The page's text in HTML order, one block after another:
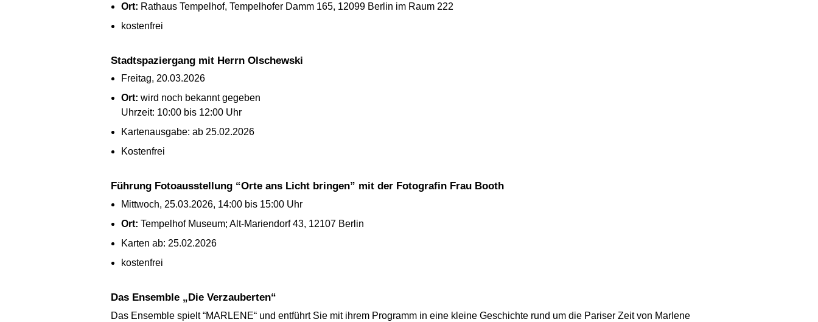
Ort: Rathaus Tempelhof, Tempelhofer Damm 165, 12099 Berlin im Raum 222
kostenfrei
Stadtspaziergang mit Herrn Olschewski
Freitag, 20.03.2026
Ort: wird noch bekannt gegeben
Uhrzeit: 10:00 bis 12:00 Uhr
Kartenausgabe: ab 25.02.2026
Kostenfrei
Führung Fotoausstellung “Orte ans Licht bringen” mit der Fotografin Frau Booth
Mittwoch, 25.03.2026, 14:00 bis 15:00 Uhr
Ort: Tempelhof Museum; Alt-Mariendorf 43, 12107 Berlin
Karten ab: 25.02.2026
kostenfrei
Das Ensemble „Die Verzauberten“
Das Ensemble spielt “MARLENE“ und entführt Sie mit ihrem Programm in eine kleine Geschichte rund um die Pariser Zeit von Marlene